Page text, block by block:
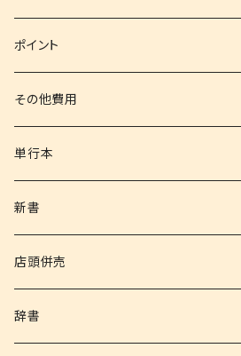
文庫
その他書籍
書籍以外
ポイント
その他費用
単行本
新書
店頭併売
辞書